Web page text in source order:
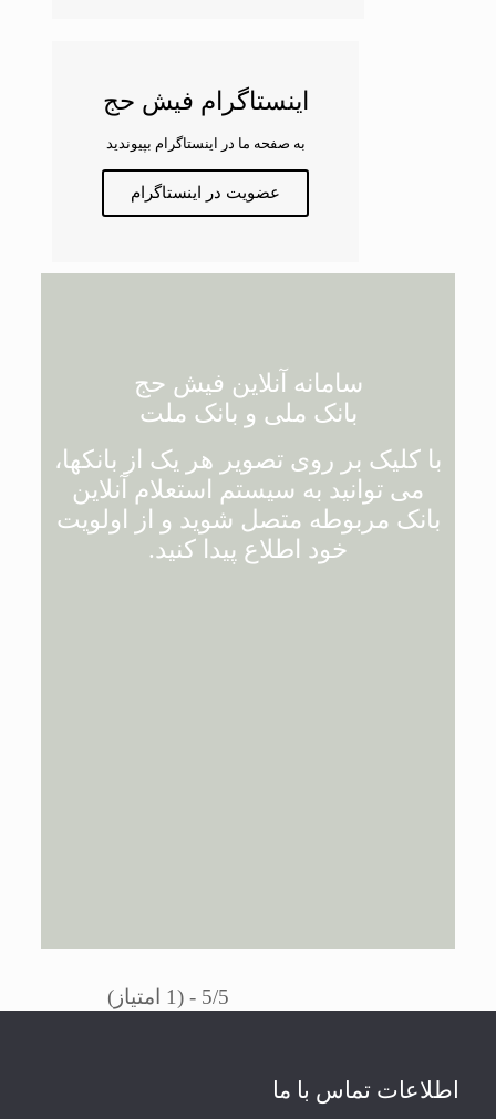
اینستاگرام فیش حج
به صفحه ما در اینستاگرام بپیوندید
عضویت در اینستاگرام
سامانه آنلاین فیش حج
بانک ملی و بانک ملت
با کلیک بر روی تصویر هر یک از بانکها،
می توانید به سیستم استعلام آنلاین
بانک مربوطه متصل شوید و از اولویت
خود اطلاع پیدا کنید.
5/5 - (1 امتیاز)
اطلاعات تماس با ما